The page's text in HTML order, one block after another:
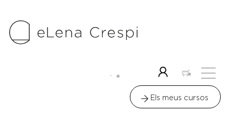
content
label
Els meus cursos